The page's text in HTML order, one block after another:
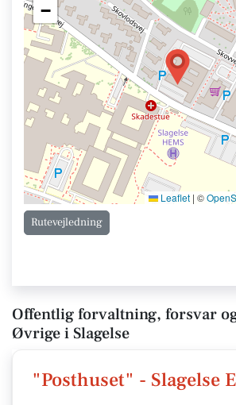
−
Leaflet | ©
Rutevejledning
Offentlig forvaltning, forsvar
Øvrige i Slagelse
"Posthuset" - Slagelse